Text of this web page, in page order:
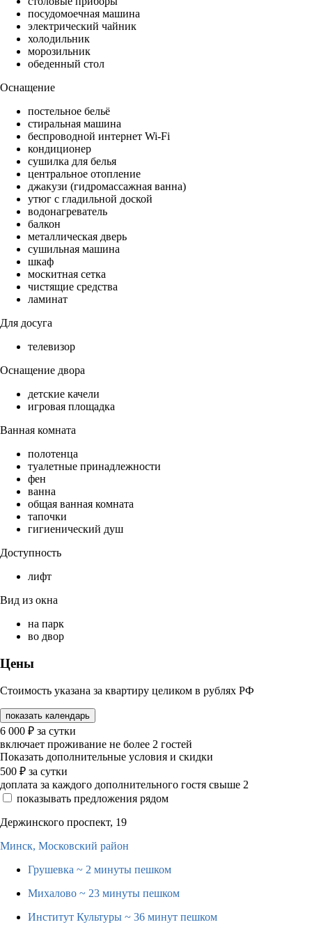
посудомоечная машина
электрический чайник
холодильник
морозильник
обеденный стол
Оснащение
постельное бельё
стиральная машина
беспроводной интернет Wi-Fi
кондиционер
сушилка для белья
центральное отопление
джакузи (гидромассажная ванна)
утюг с гладильной доской
водонагреватель
балкон
металлическая дверь
сушильная машина
шкаф
москитная сетка
чистящие средства
ламинат
Для досуга
телевизор
Оснащение двора
детские качели
игровая площадка
Ванная комната
полотенца
туалетные принадлежности
фен
ванна
общая ванная комната
тапочки
гигиенический душ
Доступность
лифт
Вид из окна
на парк
во двор
Цены
Стоимость указана за квартиру целиком в рублях РФ
показать календарь
6 000 ₽ за сутки
включает проживание не более 2 гостей
Показать дополнительные условия и скидки
500 ₽ за сутки
доплата за каждого дополнительного гостя свыше 2
показывать предложения рядом
Держинского проспект, 19
Минск, Московский район
Грушевка ~ 2 минуты пешком
Михалово ~ 23 минуты пешком
Институт Культуры ~ 36 минут пешком